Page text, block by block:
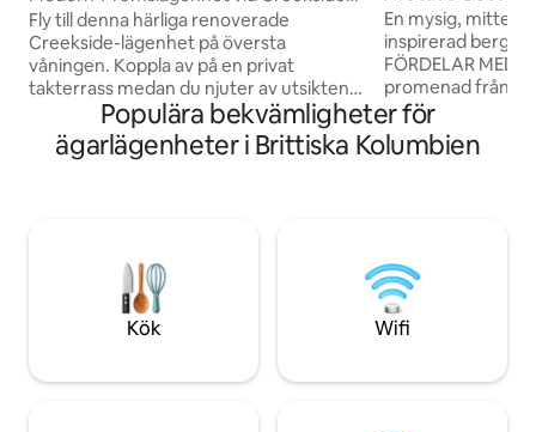
med takterrass
Fly till denna härliga renoverade
Creekside-lägenhet på översta
våningen. Koppla av på en privat
takterrass medan du njuter av utsikten
över bergen efter en episk dag av att
utforska allt som Whistler har att
erbjuda. Denna privata enhet med 1
tvättmaskin och torktumlare,
diskmaskin och torktumlare. Det är en
enkel 450 m promenad till Creekside
Gondola, närliggande butiker och
sjön, gondolen,
En mysig, mitten
inspirerad
FÖRDELAR MED
promenad från
minuters bilresa
Några ◦ steg från
butikerna/
Elektrisk öppen
möbler i ett
Unika
Skivspelare ◦
Populära bekvämligheter för
ägarlägenheter i Brittiska Kolumbien
Kök Wifi